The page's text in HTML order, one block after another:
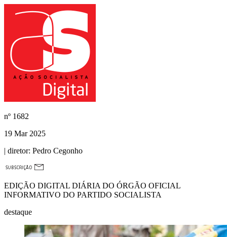
nº 1682
19 Mar 2025
| diretor: Pedro Cegonho
EDIÇÃO DIGITAL DIÁRIA DO ÓRGÃO OFICIAL
INFORMATIVO DO PARTIDO SOCIALISTA
destaque